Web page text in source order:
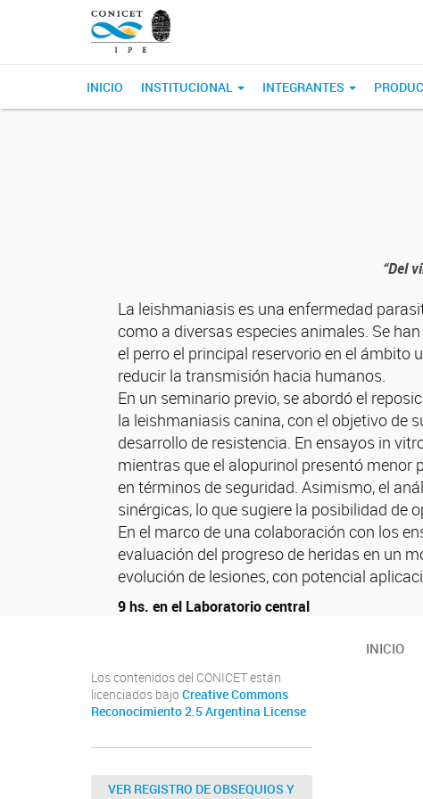
INICIO INSTITUCIONAL INTEGRANTES
“Del
La leishmaniasis es una enfermedad
como a diversas especies animales. Se
el perro el principal reservorio en el
reducir la transmisión hacia humanos.
En un seminario previo, se abordó el
la leishmaniasis canina, con el objetivo de
desarrollo de resistencia. En ensayos in
mientras que el alopurinol presentó menor
en términos de seguridad. Asimismo, el
sinérgicas, lo que sugiere la posibilidad de
En el marco de una colaboración con los
evaluación del progreso de heridas en un
evolución de lesiones, con potencial
9 hs. en el Laboratorio central
Los contenidos del CONICET están
licenciados bajo Creative Commons
Reconocimiento 2.5 Argentina License
VER REGISTRO DE OBSEQUIOS Y
INICIO